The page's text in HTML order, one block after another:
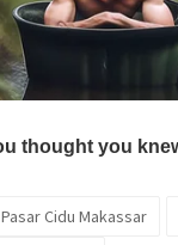
Pasar Cidu Makassar